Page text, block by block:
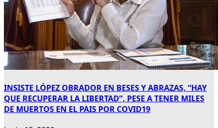
INSISTE LÓPEZ OBRADOR EN BESES Y ABRAZAS, “HAY
QUE RECUPERAR LA LIBERTAD”, PESE A TENER MILES
DE MUERTOS EN EL PAIS POR COVID19